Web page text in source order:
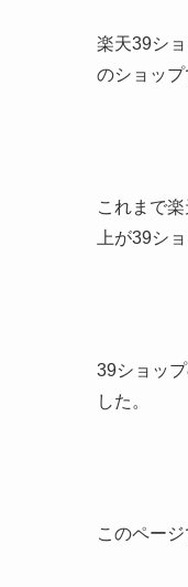
楽天39シ
のショップ
これまで
上が39シ
39ショッ
した。
このページ